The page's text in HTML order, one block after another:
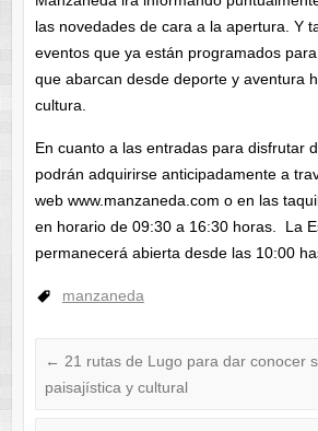
las novedades de cara a la apertura. Y
eventos que ya están programados
que abarcan desde deporte y aventura
cultura.
En cuanto a las entradas para disfrutar
podrán adquirirse anticipadamente a
web www.manzaneda.com o en las
en horario de 09:30 a 16:30 horas. La
permanecerá abierta desde las 10:00
manzaneda
← 21 rutas de Lugo para dar conocer
paisajística y cultural